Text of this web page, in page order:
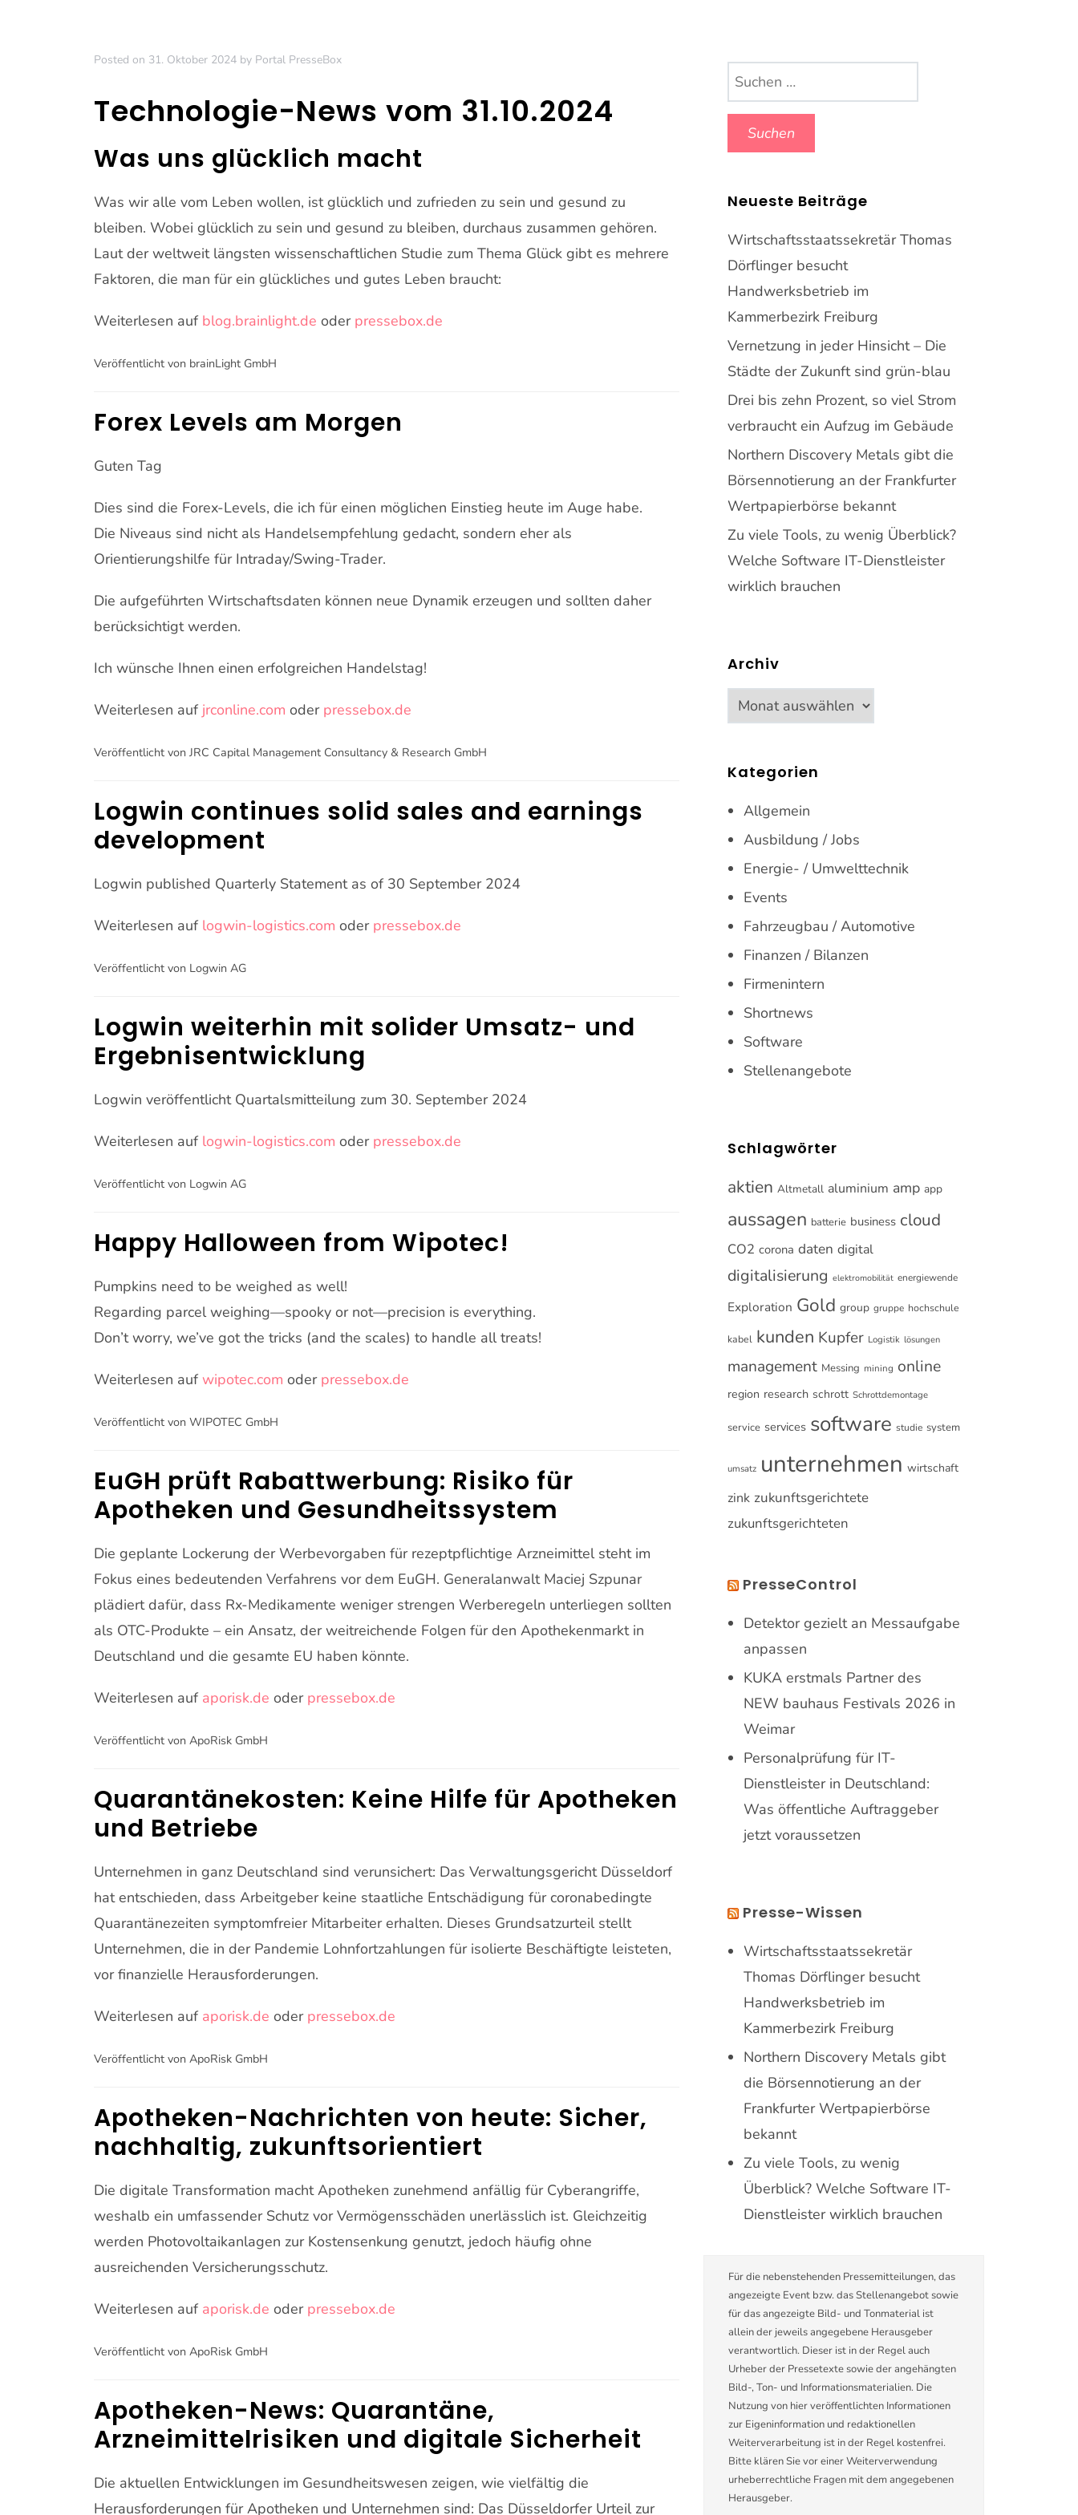
Posted on 31. Oktober 2024 by Portal PresseBox
Technologie-News vom 31.10.2024
Was uns glücklich macht
Was wir alle vom Leben wollen, ist glücklich und zufrieden zu sein und gesund zu
bleiben. Wobei glücklich zu sein und gesund zu bleiben, durchaus zusammen gehören.
Laut der weltweit längsten wissenschaftlichen Studie zum Thema Glück gibt es mehrere
Faktoren, die man für ein glückliches und gutes Leben braucht:
Weiterlesen auf blog.brainlight.de oder pressebox.de
Veröffentlicht von brainLight GmbH
Forex Levels am Morgen
Guten Tag
Dies sind die Forex-Levels, die ich für einen möglichen Einstieg heute im Auge habe.
Die Niveaus sind nicht als Handelsempfehlung gedacht, sondern eher als
Orientierungshilfe für Intraday/Swing-Trader.
Die aufgeführten Wirtschaftsdaten können neue Dynamik erzeugen und sollten daher
berücksichtigt werden.
Ich wünsche Ihnen einen erfolgreichen Handelstag!
Weiterlesen auf jrconline.com oder pressebox.de
Veröffentlicht von JRC Capital Management Consultancy & Research GmbH
Logwin continues solid sales and earnings
development
Logwin published Quarterly Statement as of 30 September 2024
Weiterlesen auf logwin-logistics.com oder pressebox.de
Veröffentlicht von Logwin AG
Logwin weiterhin mit solider Umsatz- und
Ergebnisentwicklung
Logwin veröffentlicht Quartalsmitteilung zum 30. September 2024
Weiterlesen auf logwin-logistics.com oder pressebox.de
Veröffentlicht von Logwin AG
Happy Halloween from Wipotec!
Pumpkins need to be weighed as well!
Regarding parcel weighing—spooky or not—precision is everything.
Don’t worry, we’ve got the tricks (and the scales) to handle all treats!
Weiterlesen auf wipotec.com oder pressebox.de
Veröffentlicht von WIPOTEC GmbH
EuGH prüft Rabattwerbung: Risiko für
Apotheken und Gesundheitssystem
Die geplante Lockerung der Werbevorgaben für rezeptpflichtige Arzneimittel steht im
Fokus eines bedeutenden Verfahrens vor dem EuGH. Generalanwalt Maciej Szpunar
plädiert dafür, dass Rx-Medikamente weniger strengen Werberegeln unterliegen sollten
als OTC-Produkte – ein Ansatz, der weitreichende Folgen für den Apothekenmarkt in
Deutschland und die gesamte EU haben könnte.
Weiterlesen auf aporisk.de oder pressebox.de
Veröffentlicht von ApoRisk GmbH
Quarantänekosten: Keine Hilfe für Apotheken
und Betriebe
Unternehmen in ganz Deutschland sind verunsichert: Das Verwaltungsgericht Düsseldorf
hat entschieden, dass Arbeitgeber keine staatliche Entschädigung für coronabedingte
Quarantänezeiten symptomfreier Mitarbeiter erhalten. Dieses Grundsatzurteil stellt
Unternehmen, die in der Pandemie Lohnfortzahlungen für isolierte Beschäftigte leisteten,
vor finanzielle Herausforderungen.
Weiterlesen auf aporisk.de oder pressebox.de
Veröffentlicht von ApoRisk GmbH
Apotheken-Nachrichten von heute: Sicher,
nachhaltig, zukunftsorientiert
Die digitale Transformation macht Apotheken zunehmend anfällig für Cyberangriffe,
weshalb ein umfassender Schutz vor Vermögensschäden unerlässlich ist. Gleichzeitig
werden Photovoltaikanlagen zur Kostensenkung genutzt, jedoch häufig ohne
ausreichenden Versicherungsschutz.
Weiterlesen auf aporisk.de oder pressebox.de
Veröffentlicht von ApoRisk GmbH
Apotheken-News: Quarantäne,
Arzneimittelrisiken und digitale Sicherheit
Die aktuellen Entwicklungen im Gesundheitswesen zeigen, wie vielfältig die
Herausforderungen für Apotheken und Unternehmen sind: Das Düsseldorfer Urteil zur
Suchen
nach:
Neueste Beiträge
Wirtschaftsstaatssekretär Thomas
Dörflinger besucht
Handwerksbetrieb im
Kammerbezirk Freiburg
Vernetzung in jeder Hinsicht – Die
Städte der Zukunft sind grün-blau
Drei bis zehn Prozent, so viel Strom
verbraucht ein Aufzug im Gebäude
Northern Discovery Metals gibt die
Börsennotierung an der Frankfurter
Wertpapierbörse bekannt
Zu viele Tools, zu wenig Überblick?
Welche Software IT-Dienstleister
wirklich brauchen
Archiv
Archiv
Kategorien
Allgemein
Ausbildung / Jobs
Energie- / Umwelttechnik
Events
Fahrzeugbau / Automotive
Finanzen / Bilanzen
Firmenintern
Shortnews
Software
Stellenangebote
Schlagwörter
aktien Altmetall aluminium amp app
aussagen batterie business cloud
CO2 corona daten digital
digitalisierung elektromobilität energiewende
Exploration Gold group gruppe hochschule
kabel kunden Kupfer Logistik lösungen
management Messing mining online
region research schrott Schrottdemontage
service services software studie system
umsatz unternehmen wirtschaft
zink zukunftsgerichtete
zukunftsgerichteten
PresseControl
Detektor gezielt an Messaufgabe
anpassen
KUKA erstmals Partner des
NEW bauhaus Festivals 2026 in
Weimar
Personalprüfung für IT-
Dienstleister in Deutschland:
Was öffentliche Auftraggeber
jetzt voraussetzen
Presse-Wissen
Wirtschaftsstaatssekretär
Thomas Dörflinger besucht
Handwerksbetrieb im
Kammerbezirk Freiburg
Northern Discovery Metals gibt
die Börsennotierung an der
Frankfurter Wertpapierbörse
bekannt
Zu viele Tools, zu wenig
Überblick? Welche Software IT-
Dienstleister wirklich brauchen
Für die nebenstehenden Pressemitteilungen, das
angezeigte Event bzw. das Stellenangebot sowie
für das angezeigte Bild- und Tonmaterial ist
allein der jeweils angegebene Herausgeber
verantwortlich. Dieser ist in der Regel auch
Urheber der Pressetexte sowie der angehängten
Bild-, Ton- und Informationsmaterialien. Die
Nutzung von hier veröffentlichten Informationen
zur Eigeninformation und redaktionellen
Weiterverarbeitung ist in der Regel kostenfrei.
Bitte klären Sie vor einer Weiterverwendung
urheberrechtliche Fragen mit dem angegebenen
Herausgeber.